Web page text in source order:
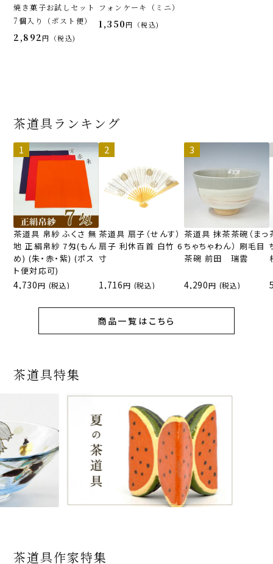
焼き菓子お試しセット
7個入り（ポスト便）
2,892 税込
フォンケーキ（ミニ）
1,350 税込
茶道具ランキング
茶道具 帛紗 ふくさ 無
地 正絹帛紗 7匁(もん
め) (朱・赤・紫) (ポス
ト便対応可)
4,730 (税込)
茶道具 扇子（せんす）
扇子 利休百首 白竹 6
寸
1,716 (税込)
茶道具 抹茶茶碗（まっ
ちゃちゃわん） 刷毛目
茶碗 前田 瑞雲
4,290 (税込)
商品一覧はこちら
茶道具特集
茶道具作家特集